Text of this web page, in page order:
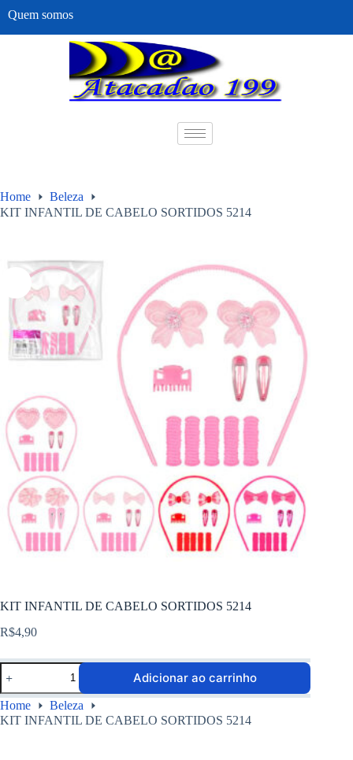
Quem somos
Home
Beleza
KIT INFANTIL DE CABELO SORTIDOS 5214
KIT INFANTIL DE CABELO SORTIDOS 5214
R$4,90
Adicionar ao carrinho
Home
Beleza
KIT INFANTIL DE CABELO SORTIDOS 5214